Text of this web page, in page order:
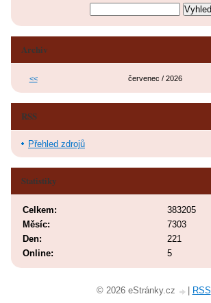
Archiv
<< červenec / 2026
RSS
Přehled zdrojů
Statistiky
Online: 5
Celkem:
383205
Měsíc:
7303
Den:
221
© 2026 eStránky.cz RSS